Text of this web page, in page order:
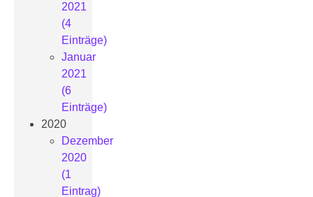
2021
(4
Einträge)
Januar
2021
(6
Einträge)
2020
Dezember
2020
(1
Eintrag)